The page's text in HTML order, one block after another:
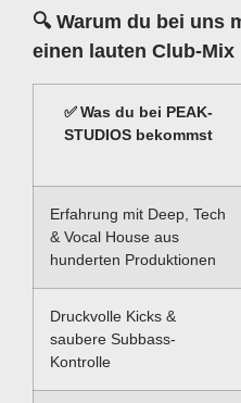
🔍 Warum du bei uns
einen lauten Club-Mix
✅Was du bei PEAK-
STUDIOS bekommst
Erfahrung mit Deep, Tech
& Vocal House aus
hunderten Produktionen
Druckvolle Kicks &
saubere Subbass-
Kontrolle